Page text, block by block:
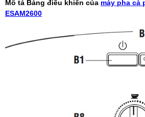
Mô tả Bảng điều khiển của máy pha cà
ESAM2600